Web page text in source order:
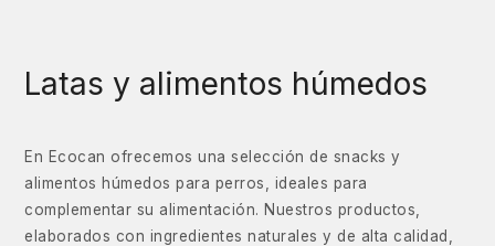
Latas y alimentos húmedos
En Ecocan ofrecemos una selección de snacks y
alimentos húmedos para perros, ideales para
complementar su alimentación. Nuestros productos,
elaborados con ingredientes naturales y de alta calidad,